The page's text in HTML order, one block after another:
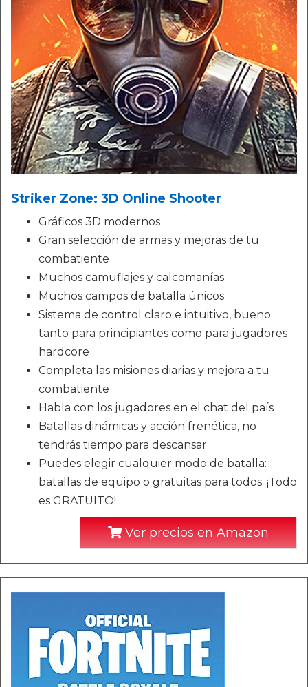
Striker Zone: 3D Online Shooter
Gráficos 3D modernos
Gran selección de armas y mejoras de tu
combatiente
Muchos camuflajes y calcomanías
Muchos campos de batalla únicos
Sistema de control claro e intuitivo, bueno
tanto para principiantes como para jugadores
hardcore
Completa las misiones diarias y mejora a tu
combatiente
Habla con los jugadores en el chat del país
Batallas dinámicas y acción frenética, no
tendrás tiempo para descansar
Puedes elegir cualquier modo de batalla:
batallas de equipo o gratuitas para todos. ¡Todo
es GRATUITO!
Ver precios en Amazon